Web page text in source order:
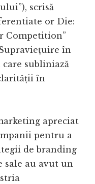
scrisă
or Die:
Competition”
în
care subliniază
în
apreciat
pentru a
de branding
sale au avut un